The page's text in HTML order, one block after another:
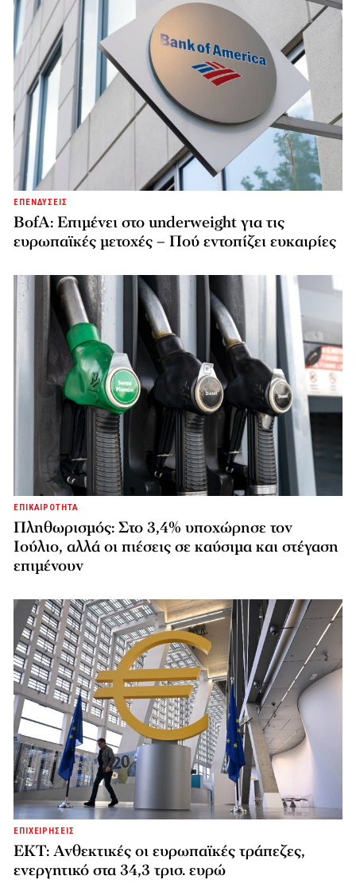
ΕΠΕΝΔΥΣΕΙΣ
BofA: Επιμένει στο underweight για τις
ευρωπαϊκές μετοχές – Πού εντοπίζει ευκαιρίες
ΕΠΙΚΑΙΡΟΤΗΤΑ
Πληθωρισμός: Στο 3,4% υποχώρησε τον
Ιούλιο, αλλά οι πιέσεις σε καύσιμα και στέγαση
επιμένουν
ΕΠΙΧΕΙΡΗΣΕΙΣ
ΕΚΤ: Ανθεκτικές οι ευρωπαϊκές τράπεζες,
ενεργητικό στα 34,3 τρισ. ευρώ